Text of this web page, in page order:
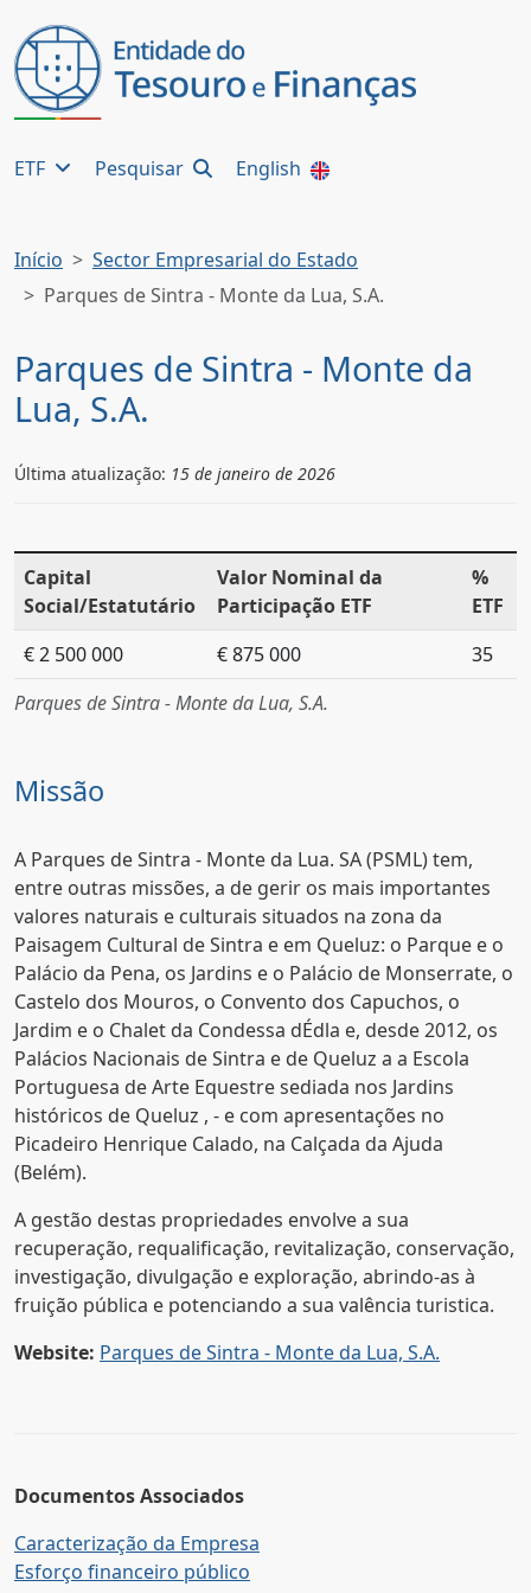
ETF Pesquisar English
Início
Sector Empresarial do Estado
Parques de Sintra - Monte da Lua, S.A.
Parques de Sintra - Monte da
Lua, S.A.
Última atualização: 15 de janeiro de 2026
Parques de Sintra - Monte da Lua, S.A.
Capital
Social/Estatutário
Valor Nominal da
Participação ETF
%
ETF
€ 2 500 000
€ 875 000 35
Missão
A Parques de Sintra - Monte da Lua. SA (PSML) tem,
entre outras missões, a de gerir os mais importantes
valores naturais e culturais situados na zona da
Paisagem Cultural de Sintra e em Queluz: o Parque e o
Palácio da Pena, os Jardins e o Palácio de Monserrate, o
Castelo dos Mouros, o Convento dos Capuchos, o
Jardim e o Chalet da Condessa dÉdla e, desde 2012, os
Palácios Nacionais de Sintra e de Queluz a a Escola
Portuguesa de Arte Equestre sediada nos Jardins
históricos de Queluz , - e com apresentações no
Picadeiro Henrique Calado, na Calçada da Ajuda
(Belém).
A gestão destas propriedades envolve a sua
recuperação, requalificação, revitalização, conservação,
investigação, divulgação e exploração, abrindo-as à
fruição pública e potenciando a sua valência turistica.
Website: Parques de Sintra - Monte da Lua, S.A.
Documentos Associados
Caracterização da Empresa
Esforço financeiro público